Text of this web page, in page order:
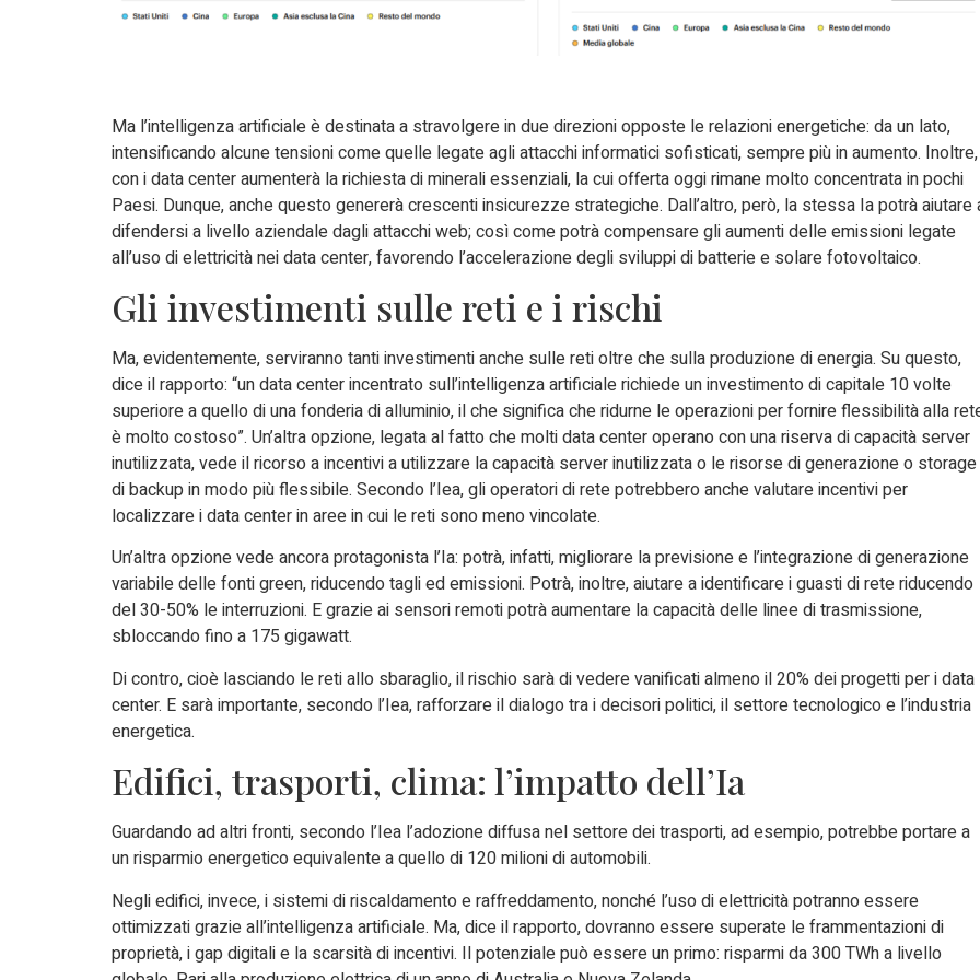
Ma l’intelligenza artificiale è destinata a stravolgere in due direzioni opposte le relazioni energetiche: da un lato,
intensificando alcune tensioni come quelle legate agli attacchi informatici sofisticati, sempre più in aumento. Inoltre,
con i data center aumenterà la richiesta di minerali essenziali, la cui offerta oggi rimane molto concentrata in pochi
Paesi. Dunque, anche questo genererà crescenti insicurezze strategiche. Dall’altro, però, la stessa Ia potrà aiutare
difendersi a livello aziendale dagli attacchi web; così come potrà compensare gli aumenti delle emissioni legate
all’uso di elettricità nei data center, favorendo l’accelerazione degli sviluppi di batterie e solare fotovoltaico.
Gli investimenti sulle reti e i rischi
Ma, evidentemente, serviranno tanti investimenti anche sulle reti oltre che sulla produzione di energia. Su questo,
dice il rapporto: “un data center incentrato sull’intelligenza artificiale richiede un investimento di capitale 10 volte
superiore a quello di una fonderia di alluminio, il che significa che ridurne le operazioni per fornire flessibilità alla
è molto costoso”. Un’altra opzione, legata al fatto che molti data center operano con una riserva di capacità server
inutilizzata, vede il ricorso a incentivi a utilizzare la capacità server inutilizzata o le risorse di generazione o storage
di backup in modo più flessibile. Secondo l’Iea, gli operatori di rete potrebbero anche valutare incentivi per
localizzare i data center in aree in cui le reti sono meno vincolate.
Un’altra opzione vede ancora protagonista l’Ia: potrà, infatti, migliorare la previsione e l’integrazione di generazione
variabile delle fonti green, riducendo tagli ed emissioni. Potrà, inoltre, aiutare a identificare i guasti di rete riducendo
del 30-50% le interruzioni. E grazie ai sensori remoti potrà aumentare la capacità delle linee di trasmissione,
sbloccando fino a 175 gigawatt.
Di contro, cioè lasciando le reti allo sbaraglio, il rischio sarà di vedere vanificati almeno il 20% dei progetti per i data
center. E sarà importante, secondo l’Iea, rafforzare il dialogo tra i decisori politici, il settore tecnologico e l’industria
energetica.
Edifici, trasporti, clima: l’impatto dell’Ia
Guardando ad altri fronti, secondo l’Iea l’adozione diffusa nel settore dei trasporti, ad esempio, potrebbe portare a
un risparmio energetico equivalente a quello di 120 milioni di automobili.
Negli edifici, invece, i sistemi di riscaldamento e raffreddamento, nonché l’uso di elettricità potranno essere
ottimizzati grazie all’intelligenza artificiale. Ma, dice il rapporto, dovranno essere superate le frammentazioni di
proprietà, i gap digitali e la scarsità di incentivi. Il potenziale può essere un primo: risparmi da 300 TWh a livello